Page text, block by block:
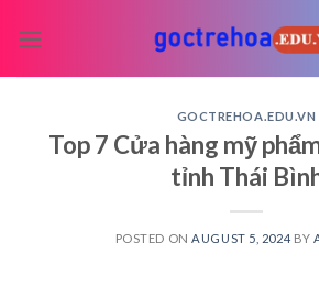
GOCTREHOA.EDU.VN
Top 7 Cửa hàng mỹ
tỉnh Thái
POSTED ON AUGUST 5, 2024 BY